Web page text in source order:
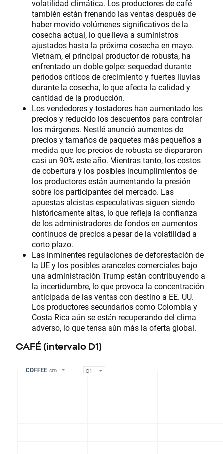
volatilidad climática. Los productores de café
también están frenando las ventas después de
haber movido volúmenes significativos de la
cosecha actual, lo que lleva a suministros
ajustados hasta la próxima cosecha en mayo.
Vietnam, el principal productor de robusta, ha
enfrentado un doble golpe: sequedad durante
períodos críticos de crecimiento y fuertes lluvias
durante la cosecha, lo que afecta la calidad y
cantidad de la producción.
Los vendedores y tostadores han aumentado los
precios y reducido los descuentos para controlar
los márgenes. Nestlé anunció aumentos de
precios y tamaños de paquetes más pequeños a
medida que los precios de robusta se dispararon
casi un 90% este año. Mientras tanto, los costos
de cobertura y los posibles incumplimientos de
los productores están aumentando la presión
sobre los participantes del mercado. Las
apuestas alcistas especulativas siguen siendo
históricamente altas, lo que refleja la confianza
de los administradores de fondos en aumentos
continuos de precios a pesar de la volatilidad a
corto plazo.
Las inminentes regulaciones de deforestación de
la UE y los posibles aranceles comerciales bajo
una administración Trump están contribuyendo a
la incertidumbre, lo que provoca la concentración
anticipada de las ventas con destino a EE. UU.
Los productores secundarios como Colombia y
Costa Rica aún se están recuperando del clima
adverso, lo que tensa aún más la oferta global.
CAFÉ (intervalo D1)